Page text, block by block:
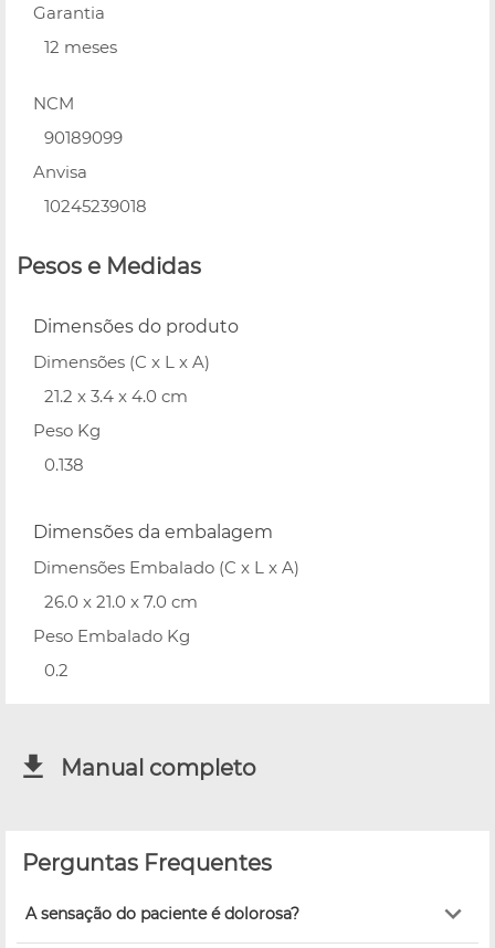
Garantia
12 meses
NCM
90189099
Anvisa
10245239018
Pesos e Medidas
Dimensões do produto
Dimensões (C x L x A)
21.2 x 3.4 x 4.0 cm
Peso Kg
0.138
Dimensões da embalagem
Dimensões Embalado (C x L x A)
26.0 x 21.0 x 7.0 cm
Peso Embalado Kg
0.2
Manual completo
Perguntas Frequentes
A sensação do paciente é dolorosa?